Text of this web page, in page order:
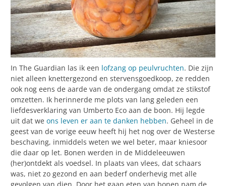
In The Guardian las ik een lofzang op peulvruchten. Die zijn
niet alleen knettergezond en stervensgoedkoop, ze redden
ook nog eens de aarde van de ondergang omdat ze stikstof
omzetten. Ik herinnerde me plots van lang geleden een
liefdesverklaring van Umberto Eco aan de boon. Hij legde
uit dat we ons leven er aan te danken hebben. Geheel in de
geest van de vorige eeuw heeft hij het nog over de Westerse
beschaving, inmiddels weten we wel beter, maar kniesoor
die daar op let. Bonen werden in de Middeleeuwen
(her)ontdekt als voedsel. In plaats van vlees, dat schaars
was, niet zo gezond en aan bederf onderhevig met alle
gevolgen van dien. Door het gaan eten van bonen nam de